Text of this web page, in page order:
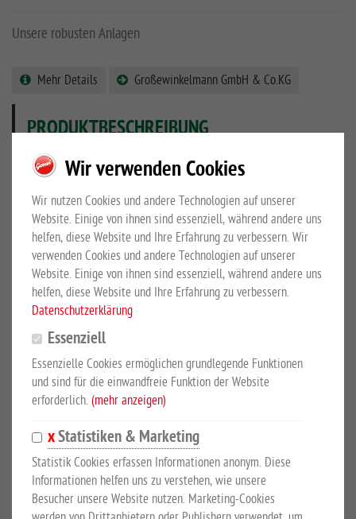
Unsere robusten Anlagen
Mehr Details Großewinkelmann GmbH & Co.KG
PRODUKTBESCHREIBUNG
Unsere robusten Anlagen
Unsere robusten manuellen Drehkreuzanlagen sind in drei
Standardvarianten erhältlich. Sowohl in der halbhohen als auch
der schwer zu übersteigenden hohen Ausführung halten sie den
hohen Anforderungen an die mechanische Belastbarkeit jederzeit
Stand. Eine stabile Bodenverankerung läßt eine Überpflasterung
problemlos zu und sorgt für einen sicheren Stand. Auf Wunsch ist
eine Kunststoffbeschichtung in allen RAL-Farben sowie der
Einbau einer einseitigen Sperrfunktion möglich.
Überall da, wo Zugang kontrolliert und gesichert werden muss,
sind Drehkreuzanlagen verlässliche Lösungen. Die Steuerung des
Personenflusses kann dabei sehr unterschiedlich gestaltet
werden: Von der einfachen Vereinzelung von Personen bis hin
zur automatisierten Zugangskontrolle für autorisiertes Personal.
Mit zusätzlichen Funktionselementen kann so jede
Wir verwenden Cookies
Wir nutzen Cookies und andere Technologien auf unserer
Website. Einige von ihnen sind essenziell, während andere uns
helfen, diese Website und Ihre Erfahrung zu verbessern. Wir
verwenden Cookies und andere Technologien auf unserer
Website. Einige von ihnen sind essenziell, während andere uns
helfen, diese Website und Ihre Erfahrung zu verbessern.
Datenschutzerklärung
Essenziell
Essenzielle Cookies ermöglichen grundlegende Funktionen
und sind für die einwandfreie Funktion der Website
erforderlich. (mehr anzeigen)
Statistiken & Marketing
Statistik Cookies erfassen Informationen anonym. Diese
Informationen helfen uns zu verstehen, wie unsere
Besucher unsere Website nutzen. Marketing-Cookies